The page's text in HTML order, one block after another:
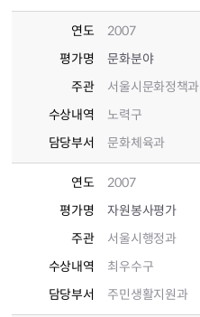
연도
2007
평가명
문화분야
주관
서울시문화정책과
수상내역
노력구
담당부서
문화체육과
연도
2007
평가명
자원봉사평가
주관
서울시행정과
수상내역
최우수구
담당부서
주민생활지원과